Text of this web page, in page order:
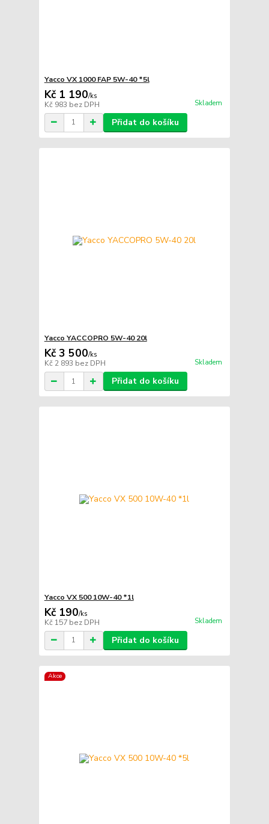
Yacco VX 1000 FAP 5W-40 *5l
Kč 1 190/ks
Kč 983 bez DPH Skladem
Přidat do košíku
Yacco YACCOPRO 5W-40 20l
Kč 3 500/ks
Kč 2 893 bez DPH Skladem
Přidat do košíku
Yacco VX 500 10W-40 *1l
Kč 190/ks
Kč 157 bez DPH Skladem
Přidat do košíku
Akce